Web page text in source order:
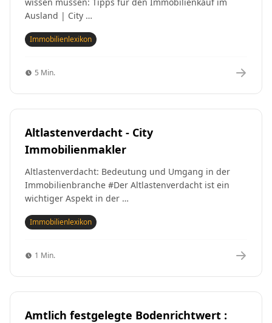
Ausland | City …
Immobilienlexikon
5 Min.
Altlastenverdacht - City
Immobilienmakler
Altlastenverdacht: Bedeutung und Umgang in der
Immobilienbranche #Der Altlastenverdacht ist ein
wichtiger Aspekt in der …
Immobilienlexikon
1 Min.
Amtlich festgelegte Bodenrichtwert :